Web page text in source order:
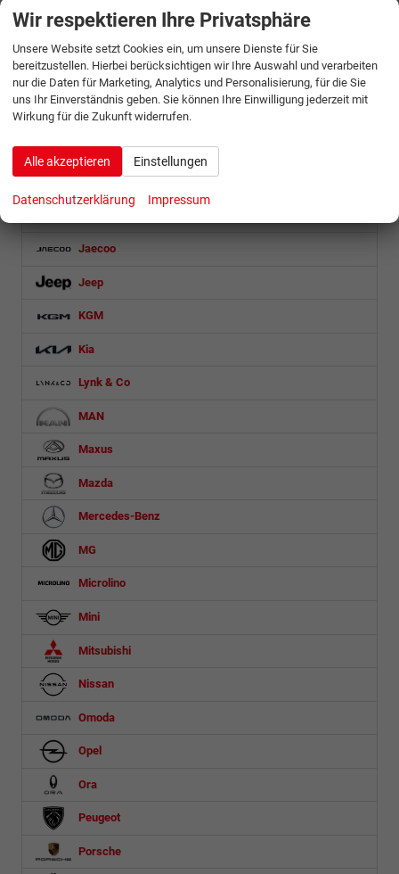
Foton
Futura
Geely
Honda
Hyundai
Jaecoo
Jeep
KGM
Kia
Lynk & Co
MAN
Maxus
Mazda
Mercedes-Benz
MG
Microlino
Mini
Mitsubishi
Nissan
Omoda
Opel
Ora
Peugeot
Porsche
Wir respektieren Ihre Privatsphäre
Unsere Website setzt Cookies ein, um unsere Dienste für Sie
bereitzustellen. Hierbei berücksichtigen wir Ihre Auswahl und verarbeiten
nur die Daten für Marketing, Analytics und Personalisierung, für die Sie
uns Ihr Einverständnis geben. Sie können Ihre Einwilligung jederzeit mit
Wirkung für die Zukunft widerrufen.
Alle akzeptieren Einstellungen
Datenschutzerklärung Impressum